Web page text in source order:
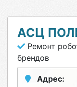
АСЦ
Ремонт
брендов
Адрес: